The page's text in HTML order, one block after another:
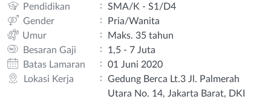
Pendidikan :
SMA/K - S1/D4
Gender
:
Pria/Wanita
Umur
:
Maks. 35 tahun
Besaran Gaji
:
1,5 - 7 Juta
Batas Lamaran
:
01 Juni 2020
Lokasi Kerja
:
Gedung Berca Lt.3 Jl. Palmerah
Utara No. 14, Jakarta Barat, DKI